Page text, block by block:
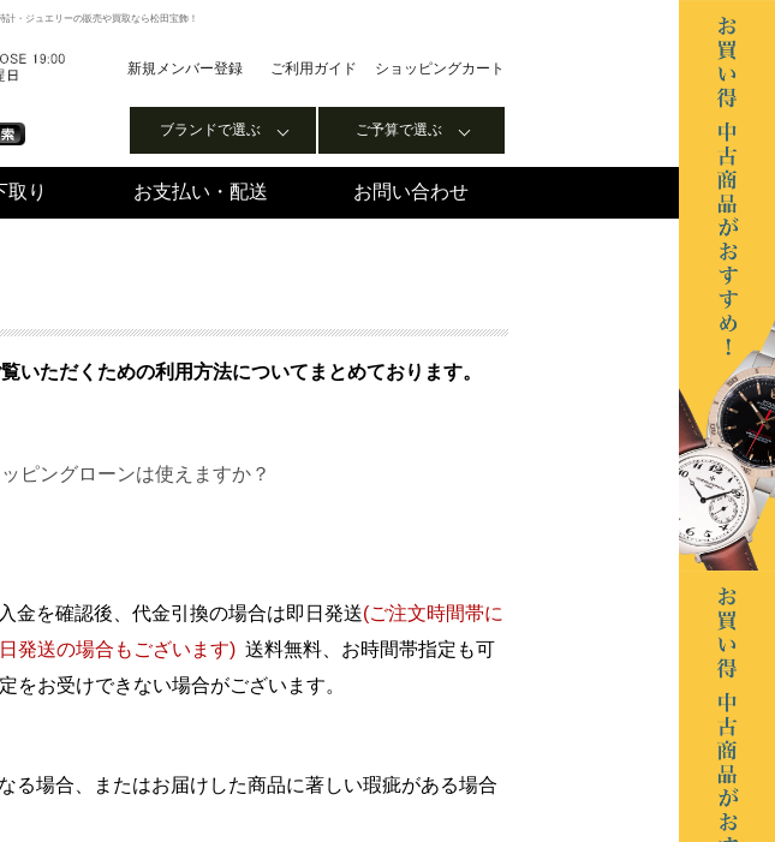
・ジュエリーの販売や買取なら松田宝飾！
新規メンバー登録 ご利用ガイド ショッピングカート
ブランドで選ぶ ご予算で選ぶ
取り お支払い・配送 お問い合わせ
いただくための利用方法についてまとめております。
ピングローンは使えますか？
金を確認後、代金引換の場合は即日発送(ご注文時間帯に
発送の場合もございます) 送料無料、お時間帯指定も可
お受けできない場合がございます。
る場合、またはお届けした商品に著しい瑕疵がある場合